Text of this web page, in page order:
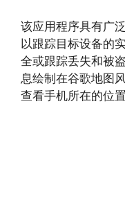
该应用程序具有广
以跟踪目标设备的
全或跟踪丢失和被
息绘制在谷歌地图
查看手机所在的位